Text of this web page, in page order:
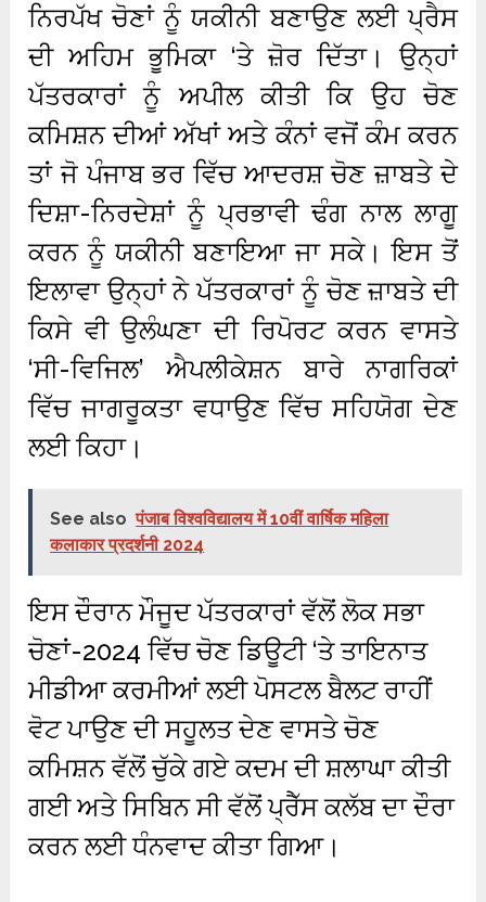
ਨਿਰਪੱਖ ਚੋਣਾਂ ਨੂੰ ਯਕੀਨੀ ਬਣਾਉਣ ਲਈ ਪ੍ਰੈਸ
ਦੀ ਅਹਿਮ ਭੂਮਿਕਾ ‘ਤੇ ਜ਼ੋਰ ਦਿੱਤਾ। ਉਨ੍ਹਾਂ
ਪੱਤਰਕਾਰਾਂ ਨੂੰ ਅਪੀਲ ਕੀਤੀ ਕਿ ਉਹ ਚੋਣ
ਕਮਿਸ਼ਨ ਦੀਆਂ ਅੱਖਾਂ ਅਤੇ ਕੰਨਾਂ ਵਜੋਂ ਕੰਮ ਕਰਨ
ਤਾਂ ਜੋ ਪੰਜਾਬ ਭਰ ਵਿੱਚ ਆਦਰਸ਼ ਚੋਣ ਜ਼ਾਬਤੇ ਦੇ
ਦਿਸ਼ਾ-ਨਿਰਦੇਸ਼ਾਂ ਨੂੰ ਪ੍ਰਭਾਵੀ ਢੰਗ ਨਾਲ ਲਾਗੂ
ਕਰਨ ਨੂੰ ਯਕੀਨੀ ਬਣਾਇਆ ਜਾ ਸਕੇ। ਇਸ ਤੋਂ
ਇਲਾਵਾ ਉਨ੍ਹਾਂ ਨੇ ਪੱਤਰਕਾਰਾਂ ਨੂੰ ਚੋਣ ਜ਼ਾਬਤੇ ਦੀ
ਕਿਸੇ ਵੀ ਉਲੰਘਣਾ ਦੀ ਰਿਪੋਰਟ ਕਰਨ ਵਾਸਤੇ
‘ਸੀ-ਵਿਜਿਲ’ ਐਪਲੀਕੇਸ਼ਨ ਬਾਰੇ ਨਾਗਰਿਕਾਂ
ਵਿੱਚ ਜਾਗਰੂਕਤਾ ਵਧਾਉਣ ਵਿੱਚ ਸਹਿਯੋਗ ਦੇਣ
ਲਈ ਕਿਹਾ।
See also पंजाब विश्वविद्यालय में 10वीं वार्षिक महिला
कलाकार प्रदर्शनी 2024
ਇਸ ਦੌਰਾਨ ਮੌਜੂਦ ਪੱਤਰਕਾਰਾਂ ਵੱਲੋਂ ਲੋਕ ਸਭਾ
ਚੋਣਾਂ-2024 ਵਿੱਚ ਚੋਣ ਡਿਊਟੀ ‘ਤੇ ਤਾਇਨਾਤ
ਮੀਡੀਆ ਕਰਮੀਆਂ ਲਈ ਪੋਸਟਲ ਬੈਲਟ ਰਾਹੀਂ
ਵੋਟ ਪਾਉਣ ਦੀ ਸਹੂਲਤ ਦੇਣ ਵਾਸਤੇ ਚੋਣ
ਕਮਿਸ਼ਨ ਵੱਲੋਂ ਚੁੱਕੇ ਗਏ ਕਦਮ ਦੀ ਸ਼ਲਾਘਾ ਕੀਤੀ
ਗਈ ਅਤੇ ਸਿਬਿਨ ਸੀ ਵੱਲੋਂ ਪ੍ਰੈੱਸ ਕਲੱਬ ਦਾ ਦੌਰਾ
ਕਰਨ ਲਈ ਧੰਨਵਾਦ ਕੀਤਾ ਗਿਆ।